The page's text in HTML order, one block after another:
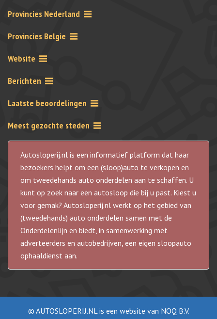
Provincies Nederland
Provincies Belgie
Website
Berichten
Laatste beoordelingen
Meest gezochte steden
Autosloperij.nl is een informatief platform dat haar
bezoekers helpt om een (sloop)auto te verkopen en
om tweedehands auto onderdelen aan te schaffen. U
kunt op zoek naar een autosloop die bij u past. Kiest u
voor gemak? Autosloperij.nl werkt op het gebied van
(tweedehands) auto onderdelen samen met de
Onderdelenlijn en biedt, in samenwerking met
adverteerders en autobedrijven, een eigen sloopauto
ophaaldienst aan.
© AUTOSLOPERIJ.NL is een website van NOQ B.V.